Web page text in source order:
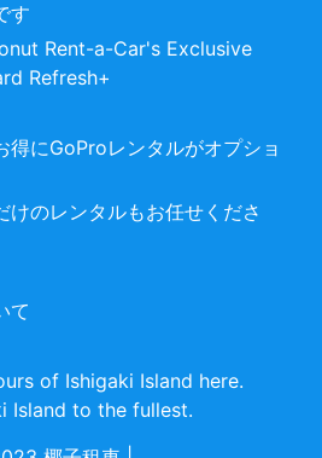
す
Rent-a-Car's Exclusive
Refresh+
得にGoProレンタルがオプショ
けのレンタルもお任せくださ
て
of Ishigaki Island here.
Island to the fullest.